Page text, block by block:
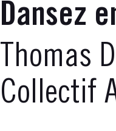
Dansez
Thomas
Collectif